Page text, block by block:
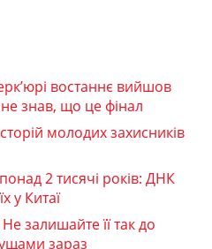
востаннє вийшов
знав, що це фінал
молодих захисників
2 тисячі років: ДНК
у Китаї
залишайте її так до
зараз